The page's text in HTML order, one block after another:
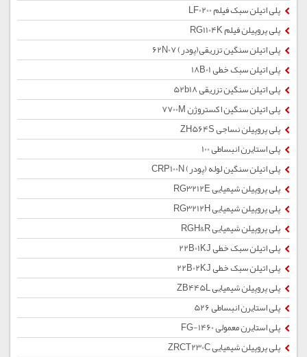
پلی اتیلن سبک فیلم LF0200
پلی پروپیلن فیلم RG1104K
پلی اتیلن سنگین تزریقی(پودر) 62N07
پلی اتیلن سبک خطی 18B01
پلی اتیلن سنگین تزریقی 52b18
پلی اتیلن سنگین اکستروژن 7700M
پلی پروپیلن نساجی ZH564S
پلی استایرن انبساطی 100
پلی اتیلن سنگین لوله (پودر) CRP100N
پلی پروپیلن شیمیایی RG3212E
پلی پروپیلن شیمیایی RG3212H
پلی پروپیلن شیمیایی RGH&R
پلی اتیلن سبک خطی 22B01KJ
پلی اتیلن سبک خطی 22B02KJ
پلی پروپیلن شیمیایی ZB445L
پلی استایرن انبساطی 526
پلی استایرن معمولی 1460-FG
پلی پروپیلن شیمیایی ZRCT230C